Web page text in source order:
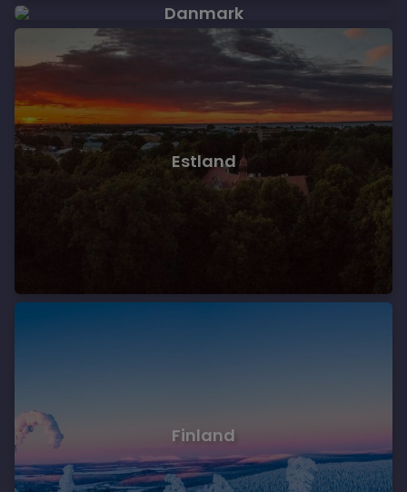
Danmark
Estland
Finland